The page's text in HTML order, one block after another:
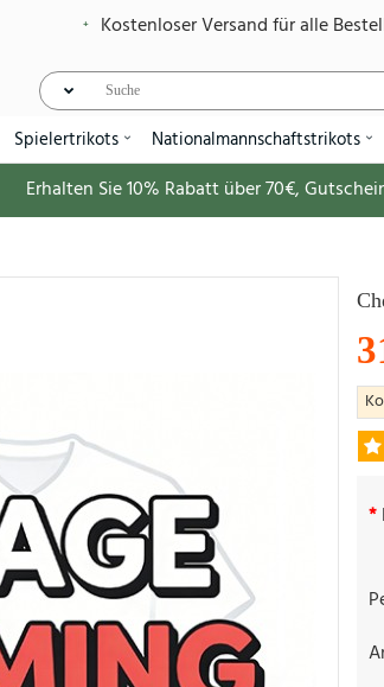
Kostenloser Versand für alle
Spielertrikots Nationalmannschaftstrikots
Erhalten Sie10% Rabatt über70€,